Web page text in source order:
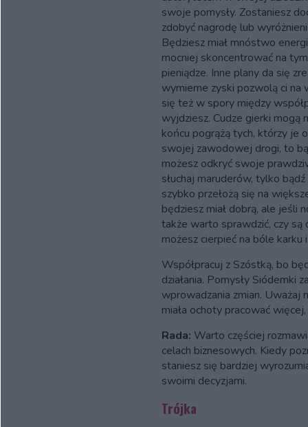
swoje pomysły. Zostaniesz
zdobyć nagrodę lub
Będziesz miał mnóstwo
mocniej skoncentrować na
pieniądze. Inne plany da się
wymierne zyski pozwolą ci na
się też w spory między
wyjdziesz. Cudze gierki mogą
końcu pogrążą tych, którzy je
swojej zawodowej drogi, to
możesz odkryć swoje
słuchaj maruderów, tylko
szybko przełożą się na
będziesz miał dobrą, ale jeśli
także warto sprawdzić, czy są
możesz cierpieć na bóle karku
Współpracuj z Szóstką, bo
działania. Pomysły Siódemki
wprowadzania zmian. Uważaj
miała ochoty pracować
Rada: Warto częściej
celach biznesowych. Kiedy
staniesz się bardziej
swoimi decyzjami.
Trójka